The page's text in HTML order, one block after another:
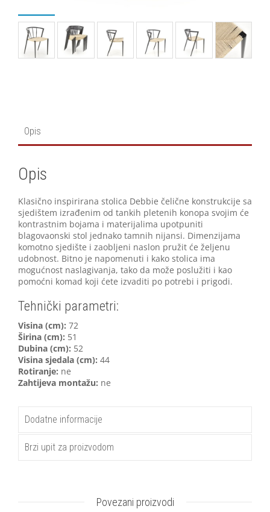
Opis
Opis
Klasično inspirirana stolica Debbie čelične konstrukcije sa
sjedištem izrađenim od tankih pletenih konopa svojim će
kontrastnim bojama i materijalima upotpuniti
blagovaonski stol jednako tamnih nijansi. Dimenzijama
komotno sjedište i zaobljeni naslon pružit će željenu
udobnost. Bitno je napomenuti i kako stolica ima
mogućnost naslagivanja, tako da može poslužiti i kao
pomoćni komad koji ćete izvaditi po potrebi i prigodi.
Tehnički parametri:
Visina (cm): 72
Širina (cm): 51
Dubina (cm): 52
Visina sjedala (cm): 44
Rotiranje: ne
Zahtijeva montažu: ne
Dodatne informacije
Brzi upit za proizvodom
Povezani proizvodi